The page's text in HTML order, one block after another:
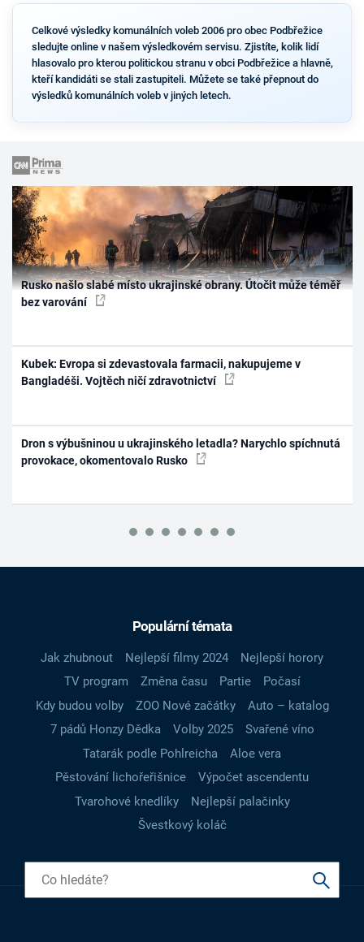
Celkové výsledky komunálních voleb 2006 pro obec Podbřežice
sledujte online v našem výsledkovém servisu. Zjistíte, kolik lidí
hlasovalo pro kterou politickou stranu v obci Podbřežice a hlavně,
kteří kandidáti se stali zastupiteli. Můžete se také přepnout do
výsledků komunálních voleb v jiných letech.
Rusko našlo slabé místo ukrajinské obrany. Útočit může téměř
bez varování
Kubek: Evropa si zdevastovala farmacii, nakupujeme v
Bangladéši. Vojtěch ničí zdravotnictví
Dron s výbušninou u ukrajinského letadla? Narychlo spíchnutá
provokace, okomentovalo Rusko
Populární témata
Jak zhubnout Nejlepší filmy 2024
Nejlepší horory
TV program
Změna času Partie
Počasí
Kdy budou volby
ZOO Nové začátky
Auto – katalog
7 pádů Honzy Dědka
Volby 2025
Svařené víno
Tatarák podle Pohlreicha
Aloe vera
Pěstování lichořeřišnice
Výpočet ascendentu
Tvarohové knedlíky
Nejlepší palačinky
Švestkový koláč